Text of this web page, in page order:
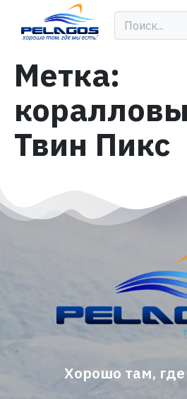
Метка:
Твин Пикс
Хорошо там,